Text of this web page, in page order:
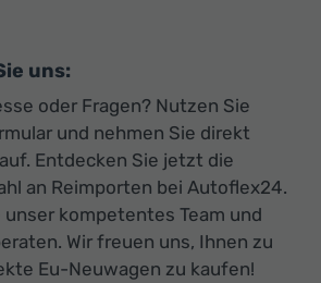
uns:
oder Fragen? Nutzen Sie
und nehmen Sie direkt
Entdecken Sie jetzt die
an Reimporten bei Autoflex24.
kompetentes Team und
Wir freuen uns, Ihnen zu
Eu-Neuwagen zu kaufen!